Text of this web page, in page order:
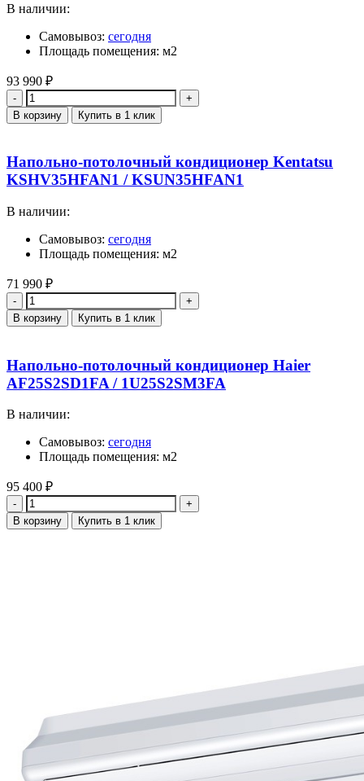
В наличии:
Самовывоз: сегодня
Площадь помещения: м2
93 990 ₽
Количество
В корзину Купить в 1 клик
Напольно-потолочный кондиционер Kentatsu
KSHV35HFAN1 / KSUN35HFAN1
В наличии:
Самовывоз: сегодня
Площадь помещения: м2
71 990 ₽
Количество
В корзину Купить в 1 клик
Напольно-потолочный кондиционер Haier
AF25S2SD1FA / 1U25S2SM3FA
В наличии:
Самовывоз: сегодня
Площадь помещения: м2
95 400 ₽
Количество
В корзину Купить в 1 клик